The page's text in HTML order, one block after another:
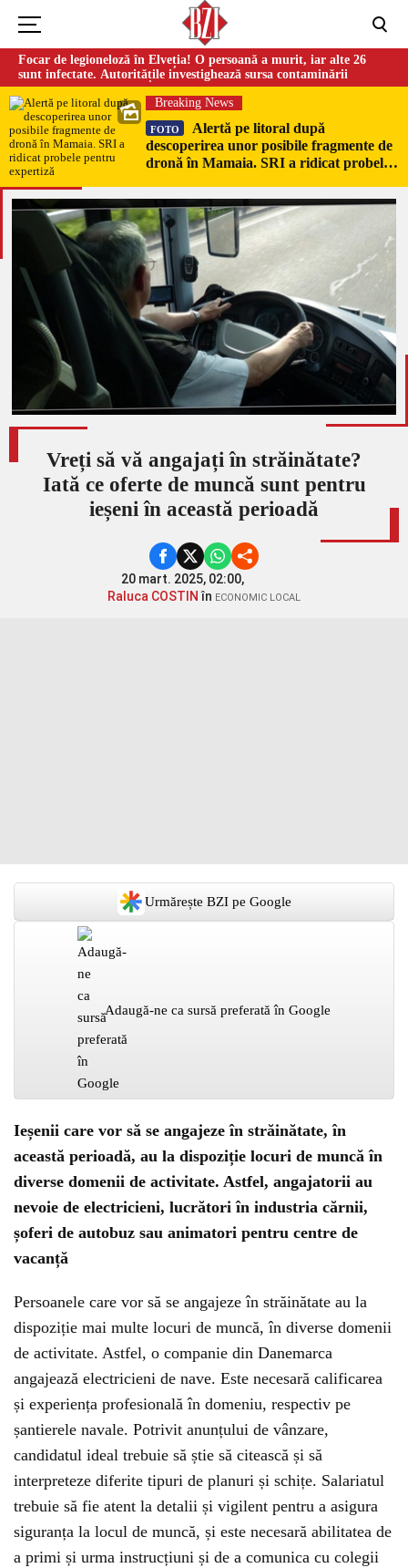
Focar de legioneloză în Elveția! O persoană a murit, iar alte 26
sunt infectate. Autoritățile investighează sursa contaminării
Breaking News
FOTO
Alertă pe litoral după
descoperirea unor posibile fragmente de
dronă în Mamaia. SRI a ridicat probele
Vreți să vă angajați în străinătate?
Iată ce oferte de muncă sunt pentru
ieșeni în această perioadă
20 mart. 2025, 02:00,
Raluca COSTIN în ECONOMIC LOCAL
Urmărește BZI pe Google
Adaugă-ne ca sursă preferată în Google
Ieșenii care vor să se angajeze în străinătate, în
această perioadă, au la dispoziție locuri de muncă în
diverse domenii de activitate. Astfel, angajatorii au
nevoie de electricieni, lucrători în industria cărnii,
șoferi de autobuz sau animatori pentru centre de
vacanță
Persoanele care vor să se angajeze în străinătate au la
dispoziție mai multe locuri de muncă, în diverse domenii
de activitate. Astfel, o companie din Danemarca
angajează electricieni de nave. Este necesară calificarea
și experiența profesională în domeniu, respectiv pe
șantierele navale. Potrivit anunțului de vânzare,
candidatul ideal trebuie să știe să citească și să
interpreteze diferite tipuri de planuri și schițe. Salariatul
trebuie să fie atent la detalii și vigilent pentru a asigura
siguranța la locul de muncă, și este necesară abilitatea de
a primi și urma instrucțiuni și de a comunica cu colegii